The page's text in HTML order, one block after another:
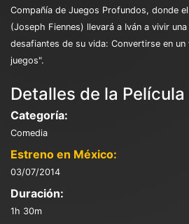
Compañía de Juegos Profundos, donde
(Joseph Fiennes) llevará a Iván a vivir
desafiantes de su vida: Convertirse en
juegos".
Detalles de la Película
Categoría:
Comedia
Estreno en México:
03/07/2014
Duración:
1h 30m